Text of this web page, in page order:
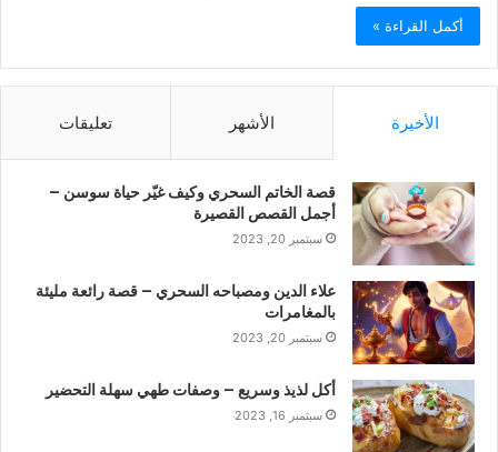
أكمل القراءة »
الأخيرة الأشهر تعليقات
قصة الخاتم السحري وكيف غيّر حياة سوسن –
أجمل القصص القصيرة
سبتمبر 20, 2023
علاء الدين ومصباحه السحري – قصة رائعة مليئة
بالمغامرات
سبتمبر 20, 2023
أكل لذيذ وسريع – وصفات طهي سهلة التحضير
سبتمبر 16, 2023